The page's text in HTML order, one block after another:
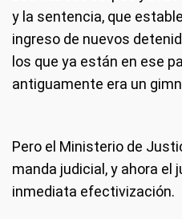
y la sentencia, que
ingreso de nuevos
los que ya están en ese
antiguamente era un
Pero el Ministerio de
manda judicial, y ahora el
inmediata efectivización.